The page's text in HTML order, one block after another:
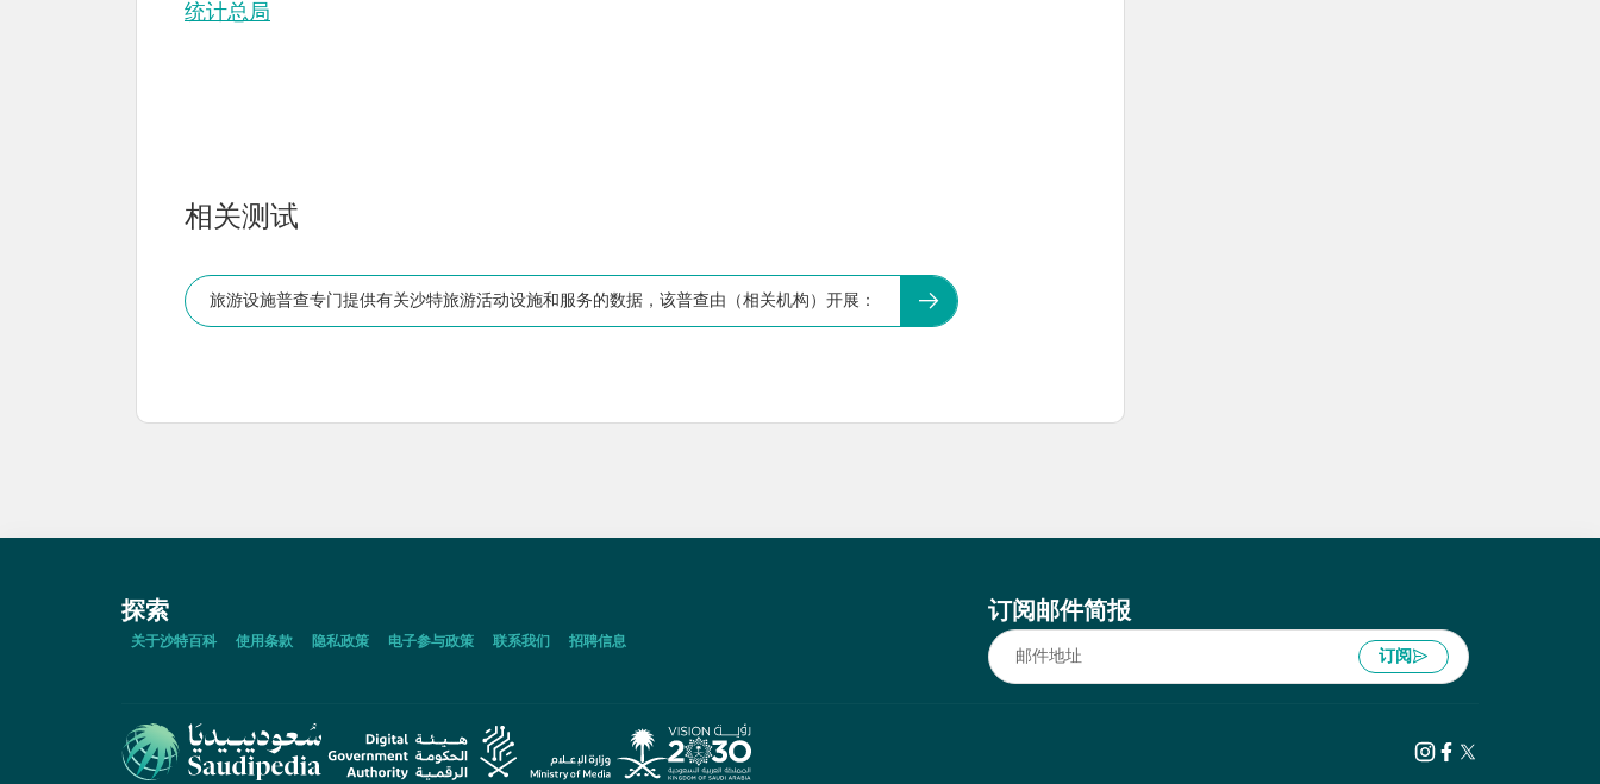
统计总局
相关测试
旅游设施普查专门提供有关沙特旅游活动设施和服务的数据，该普查由（相关机构）开展：
探索
关于沙特百科 使用条款 隐私政策 电子参与政策 联系我们 招聘信息
订阅邮件简报
订阅